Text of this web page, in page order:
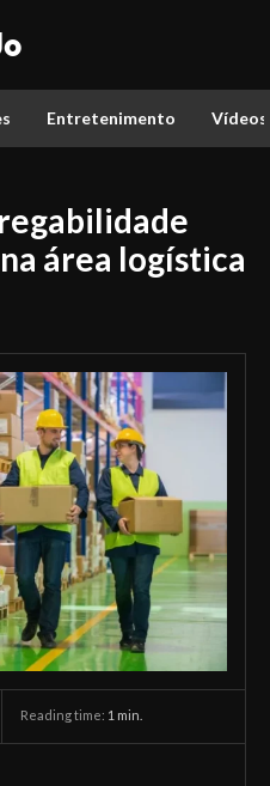
Entretenimento Vídeos
área logística
Reading time: 1 min.